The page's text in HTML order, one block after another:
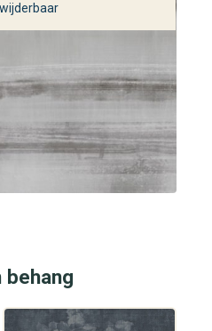
of advies op maat? Kom
ontdek de volledige
te geven en je te
wandbekleding. Zo
G782-6 altijd een